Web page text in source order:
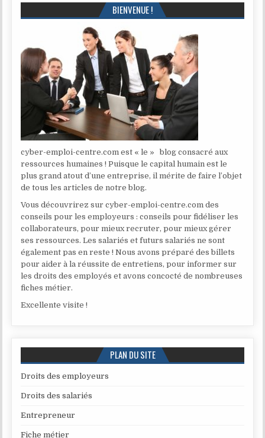
BIENVENUE !
cyber-emploi-centre.com est « le » blog consacré aux
ressources humaines ! Puisque le capital humain est le
plus grand atout d’une entreprise, il mérite de faire l’objet
de tous les articles de notre blog.
Vous découvrirez sur cyber-emploi-centre.com des
conseils pour les employeurs : conseils pour fidéliser les
collaborateurs, pour mieux recruter, pour mieux gérer
ses ressources. Les salariés et futurs salariés ne sont
également pas en reste ! Nous avons préparé des billets
pour aider à la réussite de entretiens, pour informer sur
les droits des employés et avons concocté de nombreuses
fiches métier.
Excellente visite !
PLAN DU SITE
Droits des employeurs
Droits des salariés
Entrepreneur
Fiche métier